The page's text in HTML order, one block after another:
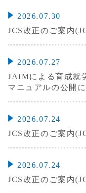
2026.07.30
JCS改正のご案内
2026.07.27
JAIMによる育成就
マニュアルの公開
2026.07.24
JCS改正のご案内
2026.07.24
JCS改正のご案内